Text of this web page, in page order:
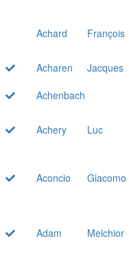
Achard
François
Acharen
Jacques
Achenbach
Achery
Luc
Aconcio Giacomo
Adam Melchior